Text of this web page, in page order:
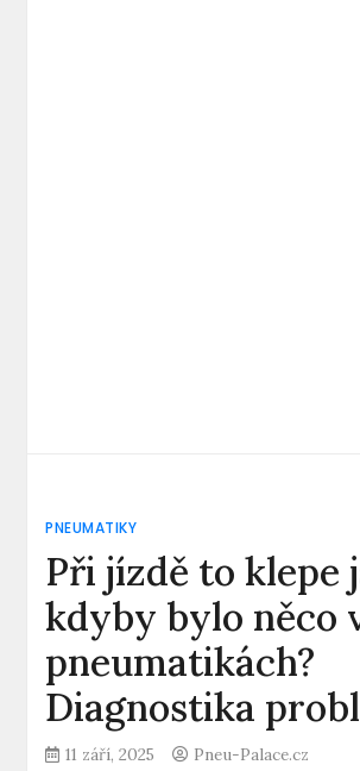
PNEUMATIKY
Při jízdě to klepe
kdyby bylo něco
pneumatikách?
Diagnostika
11 září, 2025 Pneu-Palace.cz